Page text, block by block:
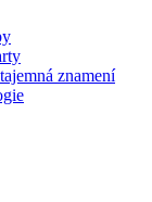
znamení